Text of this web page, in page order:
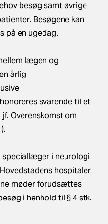
besøg samt øvrige
Besøgene kan
på en ugedag.
lægen og
årlig
svarende til et
Overenskomst om
speciallæger i neurologi
hospitaler
møder forudsættes
i henhold til § 4 stk.